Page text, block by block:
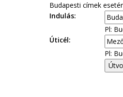
Budapesti címek
Indulás:
Pl:
Úticél:
Pl: